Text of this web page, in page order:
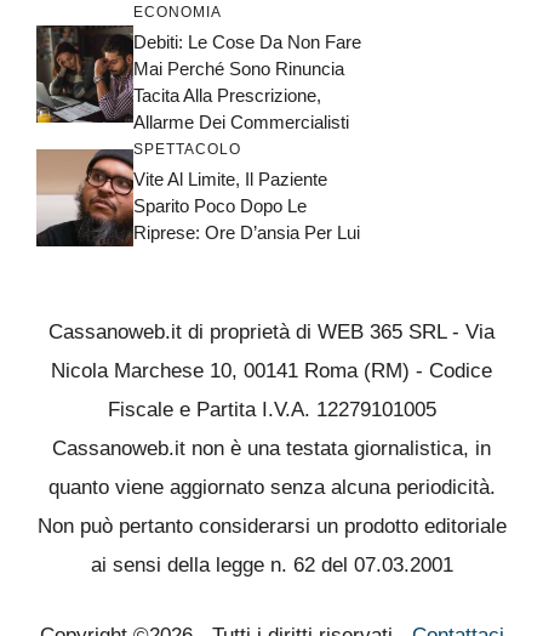
ECONOMIA
Debiti: Le Cose Da Non Fare
Mai Perché Sono Rinuncia
Tacita Alla Prescrizione,
Allarme Dei Commercialisti
SPETTACOLO
Vite Al Limite, Il Paziente
Sparito Poco Dopo Le
Riprese: Ore D’ansia Per Lui
Cassanoweb.it di proprietà di WEB 365 SRL - Via
Nicola Marchese 10, 00141 Roma (RM) - Codice
Fiscale e Partita I.V.A. 12279101005
Cassanoweb.it non è una testata giornalistica, in
quanto viene aggiornato senza alcuna periodicità.
Non può pertanto considerarsi un prodotto editoriale
ai sensi della legge n. 62 del 07.03.2001